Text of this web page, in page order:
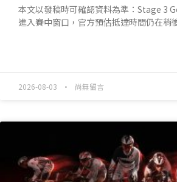
本文以發稿時可確認資料為準：Stage 3
進入賽中窗口，官方預估抵達時間仍在稍
2026-08-03 尚無留言